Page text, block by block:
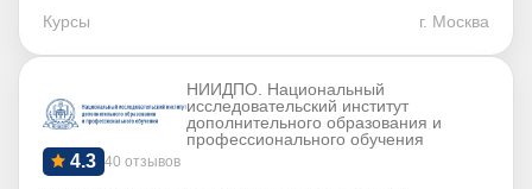
Курсы г. Москва
НИИДПО. Национальный
исследовательский институт
дополнительного образования и
профессионального обучения
40 отзывов
4.3